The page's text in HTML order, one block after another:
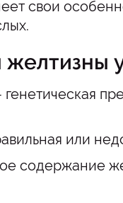
свои
или
содержание